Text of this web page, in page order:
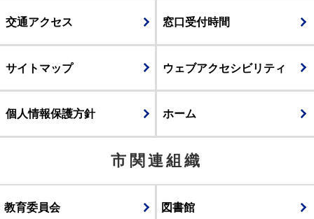
交通アクセス 窓口受付時間
サイトマップ ウェブアクセシビリティ
個人情報保護方針 ホーム
市関連組織
教育委員会 図書館